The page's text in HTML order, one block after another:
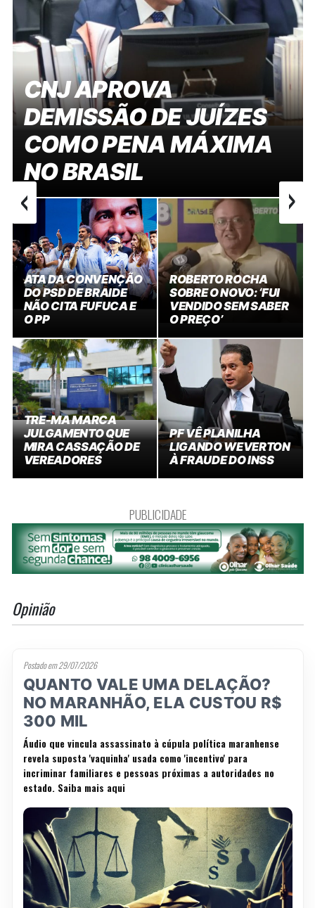
CNJ APROVA
DEMISSÃO DE JUÍZES
COMO PENA MÁXIMA
NO BRASIL
ATA DA CONVENÇÃO
DO PSD DE BRAIDE
NÃO CITA FUFUCA E
O PP
ROBERTO ROCHA
SOBRE O NOVO: ‘FUI
VENDIDO SEM SABER
O PREÇO’
TRE-MA MARCA
JULGAMENTO QUE
MIRA CASSAÇÃO DE
VEREADORES
PF VÊ PLANILHA
LIGANDO WEVERTON
À FRAUDE DO INSS
‹ ›
PUBLICIDADE
Opinião
Postado em 29/07/2026
QUANTO VALE UMA DELAÇÃO?
NO MARANHÃO, ELA CUSTOU R$
300 MIL
Áudio que vincula assassinato à cúpula política maranhense
revela suposta 'vaquinha' usada como 'incentivo' para
incriminar familiares e pessoas próximas a autoridades no
estado. Saiba mais aqui